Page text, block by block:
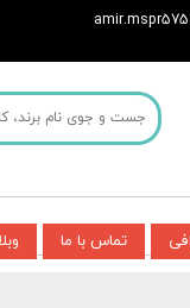
تماس با ما